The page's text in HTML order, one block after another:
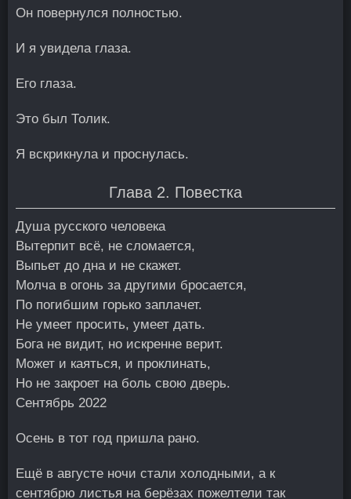
Он повернулся полностью.
И я увидела глаза.
Его глаза.
Это был Толик.
Я вскрикнула и проснулась.
Глава 2. Повестка
Душа русского человека
Вытерпит всё, не сломается,
Выпьет до дна и не скажет.
Молча в огонь за другими бросается,
По погибшим горько заплачет.
Не умеет просить, умеет дать.
Бога не видит, но искренне верит.
Может и каяться, и проклинать,
Но не закроет на боль свою дверь.
Сентябрь 2022
Осень в тот год пришла рано.
Ещё в августе ночи стали холодными, а к
сентябрю листья на берёзах пожелтели так